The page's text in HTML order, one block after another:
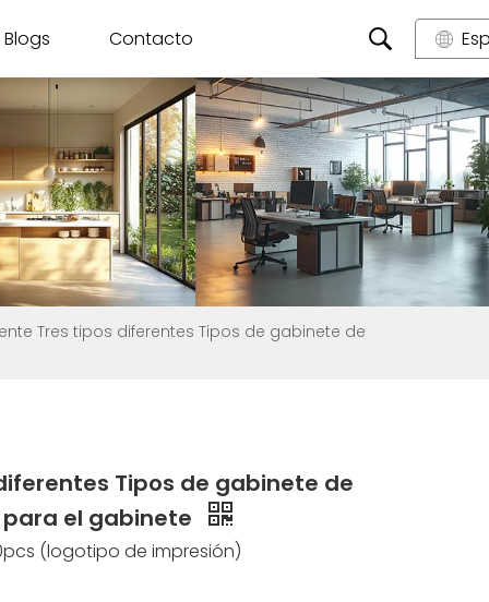
Blogs Contacto
Tres tipos diferentes Tipos de gabinete de
Tipos de gabinete de
el gabinete
(logotipo de impresión)